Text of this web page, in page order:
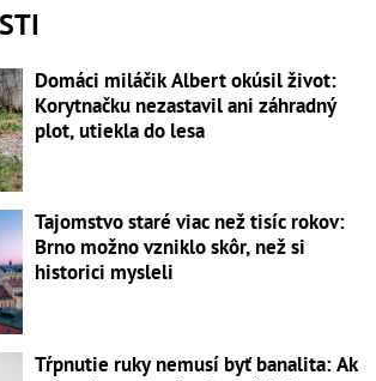
Domáci miláčik Albert okúsil život:
Korytnačku nezastavil ani záhradný
plot, utiekla do lesa
Tajomstvo staré viac než tisíc rokov:
Brno možno vzniklo skôr, než si
historici mysleli
Tŕpnutie ruky nemusí byť banalita: Ak